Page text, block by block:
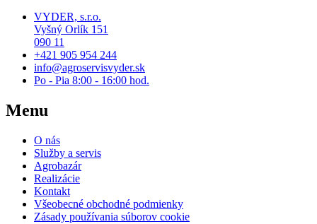
VYDER, s.r.o.
Vyšný Orlík 151
090 11
+421 905 954 244
info@agroservisvyder.sk
Po - Pia 8:00 - 16:00 hod.
Menu
O nás
Služby a servis
Agrobazár
Realizácie
Kontakt
Všeobecné obchodné podmienky
Zásady používania súborov cookie